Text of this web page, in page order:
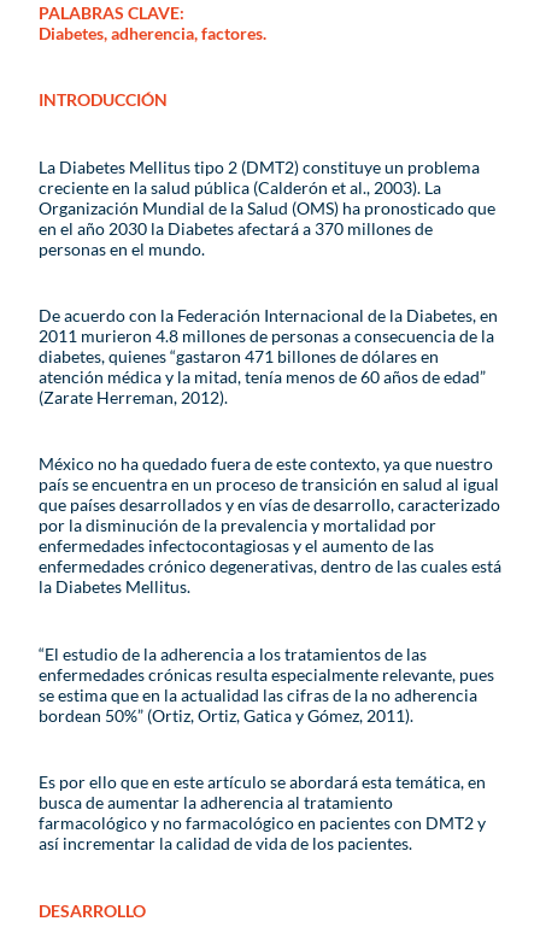
PALABRAS CLAVE:
Diabetes, adherencia, factores.
INTRODUCCIÓN
La Diabetes Mellitus tipo 2 (DMT2) constituye un problema
creciente en la salud pública (Calderón et al., 2003). La
Organización Mundial de la Salud (OMS) ha pronosticado que
en el año 2030 la Diabetes afectará a 370 millones de
personas en el mundo.
De acuerdo con la Federación Internacional de la Diabetes, en
2011 murieron 4.8 millones de personas a consecuencia de la
diabetes, quienes “gastaron 471 billones de dólares en
atención médica y la mitad, tenía menos de 60 años de edad”
(Zarate Herreman, 2012).
México no ha quedado fuera de este contexto, ya que nuestro
país se encuentra en un proceso de transición en salud al igual
que países desarrollados y en vías de desarrollo, caracterizado
por la disminución de la prevalencia y mortalidad por
enfermedades infectocontagiosas y el aumento de las
enfermedades crónico degenerativas, dentro de las cuales está
la Diabetes Mellitus.
“El estudio de la adherencia a los tratamientos de las
enfermedades crónicas resulta especialmente relevante, pues
se estima que en la actualidad las cifras de la no adherencia
bordean 50%” (Ortiz, Ortiz, Gatica y Gómez, 2011).
Es por ello que en este artículo se abordará esta temática, en
busca de aumentar la adherencia al tratamiento
farmacológico y no farmacológico en pacientes con DMT2 y
así incrementar la calidad de vida de los pacientes.
DESARROLLO